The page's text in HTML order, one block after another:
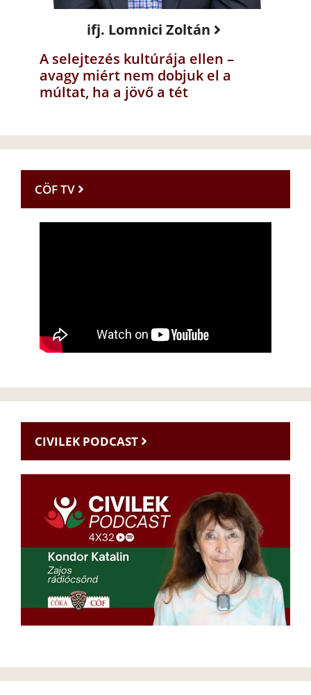
ifj. Lomnici Zoltán
A selejtezés kultúrája ellen –
avagy miért nem dobjuk el a
múltat, ha a jövő a tét
CÖF TV
CIVILEK PODCAST